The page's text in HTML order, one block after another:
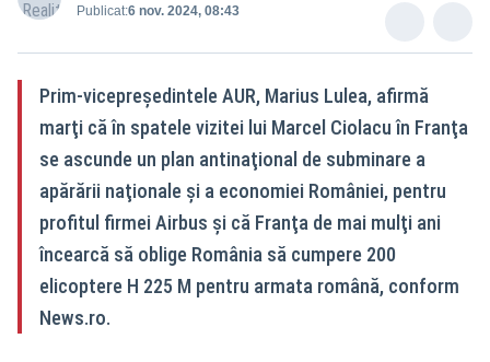
Publicat:6 nov. 2024, 08:43
Prim-vicepreședintele AUR, Marius Lulea, afirmă
marţi că în spatele vizitei lui Marcel Ciolacu în Franţa
se ascunde un plan antinaţional de subminare a
apărării naţionale şi a economiei României, pentru
profitul firmei Airbus şi că Franţa de mai mulţi ani
încearcă să oblige România să cumpere 200
elicoptere H 225 M pentru armata română, conform
News.ro.